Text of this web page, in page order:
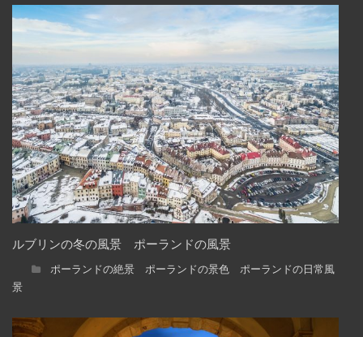
ルブリンの冬の風景 ポーランドの風景
ポーランドの絶景 ポーランドの景色 ポーランドの日常風
景